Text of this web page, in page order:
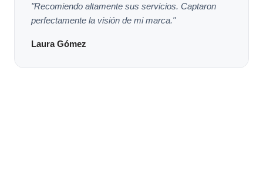
"Recomiendo altamente sus servicios. Captaron
perfectamente la visión de mi marca."
Laura Gómez